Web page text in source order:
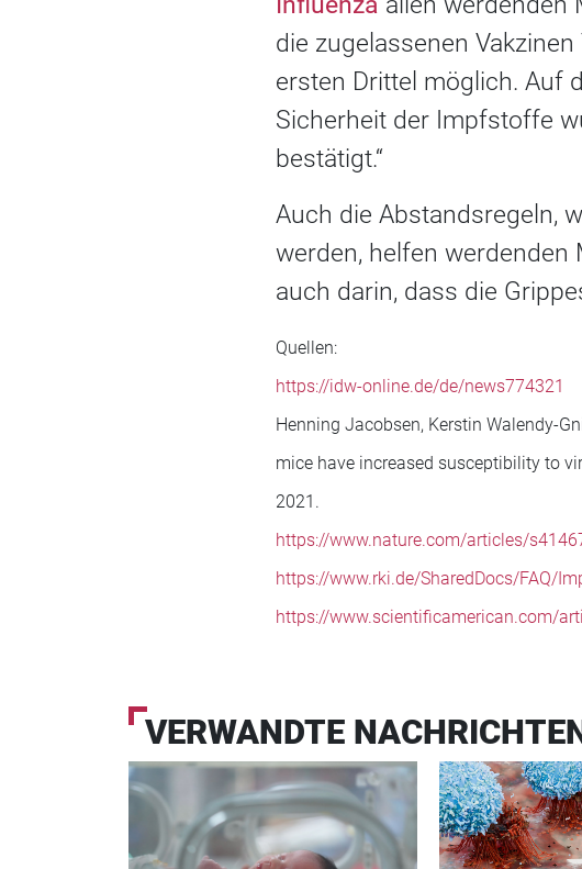
die zugelassenen
ersten Drittel möglich. Auf
Sicherheit der Impfstoffe
bestätigt.“
Auch die Abstandsregeln,
werden, helfen werdenden
auch darin, dass die
Quellen:
https://idw-online.de/de/news774321
Henning Jacobsen, Kerstin Walendy-
mice have increased susceptibility to
2021.
https://www.nature.com/articles/
https://www.rki.de/SharedDocs/FAQ/
https://www.scientificamerican.com/
VERWANDTE